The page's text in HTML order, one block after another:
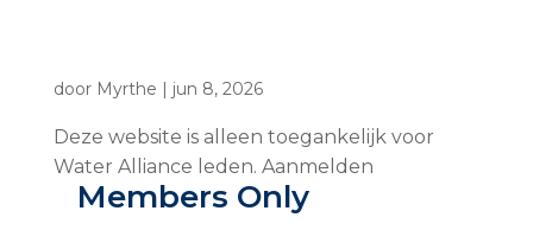
door Myrthe | jun 8, 2026
Deze website is alleen toegankelijk voor
Water Alliance leden. Aanmelden
Members Only